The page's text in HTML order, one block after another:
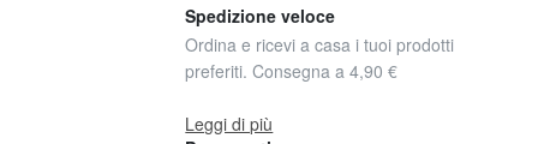
Spedizione veloce
Ordina e ricevi a casa i tuoi prodotti
preferiti. Consegna a 4,90 €
Leggi di più